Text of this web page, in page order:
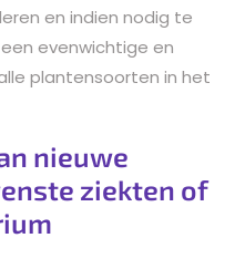
en indien nodig te
evenwichtige en
plantensoorten in het
nieuwe
ziekten of